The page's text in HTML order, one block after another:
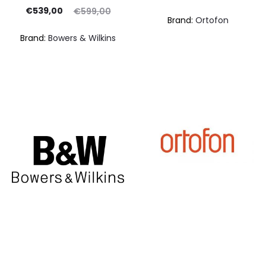
€599,00
Il
€539,00
Brand: Bowers & Wilkins
Brand: Ortofon